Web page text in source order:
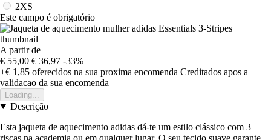
2XS
Este campo é obrigatório
A partir de
€ 55,00 € 36,97 -33%
+€ 1,85 oferecidos na sua proxima encomenda Creditados apos a
validacao da sua encomenda
Loading...
Descrição
Esta jaqueta de aquecimento adidas dá-te um estilo clássico com 3
riscas na academia ou em qualquer lugar. O seu tecido suave garante